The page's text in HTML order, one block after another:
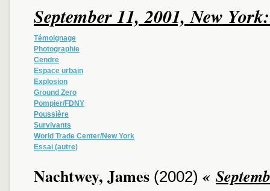
September 11, 2001, New
Témoignage
Photographie
Cendre
Espace urbain
Explosion
Ground Zero
Pompier/FDNY
Poussière
Survivants
World Trade Center/New York
Essai (autre)
Nachtwey, James (2002) «